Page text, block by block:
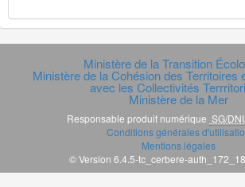
Ministère de la Transition
Ministère de la Cohésion des Territoires
avec les Collectivités
Ministère de la Mer
Responsable produit numérique SG/
Conditions générales
Mentions légales
© Version 6.4.5-tc_cerbere-